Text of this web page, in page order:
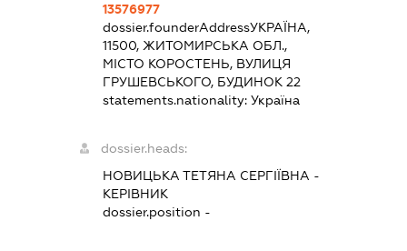
13576977
dossier.founderAddressУКРАЇНА,
11500, ЖИТОМИРСЬКА ОБЛ.,
МІСТО КОРОСТЕНЬ, ВУЛИЦЯ
ГРУШЕВСЬКОГО, БУДИНОК 22
statements.nationality: Україна
dossier.heads:
НОВИЦЬКА ТЕТЯНА СЕРГІЇВНА -
КЕРІВНИК
dossier.position -